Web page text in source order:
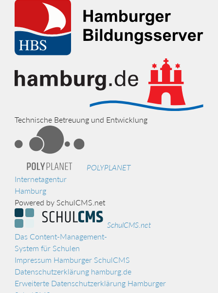
Technische Betreuung und Entwicklung
POLYPLANET
Internetagentur
Hamburg
Powered by SchulCMS.net
SchulCMS.net
Das Content-Management-
System für Schulen
Impressum Hamburger SchulCMS
Datenschutzerklärung hamburg.de
Erweiterte Datenschutzerklärung Hamburger